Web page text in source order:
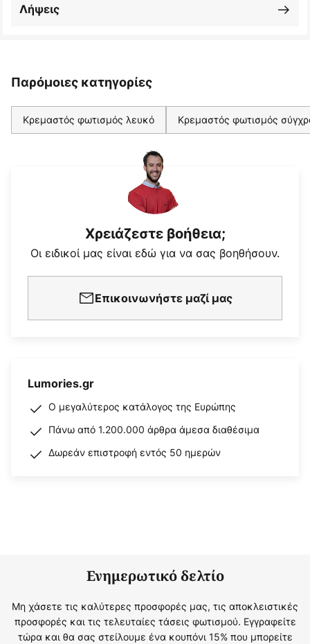
Λήψεις
Παρόμοιες κατηγορίες
Κρεμαστός φωτισμός λευκό Κρεμαστός φωτισμός
Χρειάζεστε βοήθεια;
Οι ειδικοί μας είναι εδώ για να σας βοηθήσουν.
Επικοινωνήστε μαζί μας
Lumories.gr
Ο μεγαλύτερος κατάλογος της Ευρώπης
Πάνω από 1.200.000 άρθρα άμεσα διαθέσιμα
Δωρεάν επιστροφή εντός 50 ημερών
Ενημερωτικό δελτίο
Μη χάσετε τις καλύτερες προσφορές μας, τις αποκλειστικές
προσφορές και τις τελευταίες τάσεις φωτισμού. Εγγραφείτε
τώρα και θα σας στείλουμε ένα κουπόνι 15% που μπορείτε